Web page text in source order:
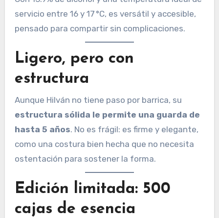
servicio entre 16 y 17 °C, es versátil y accesible,
pensado para compartir sin complicaciones.
Ligero, pero con
estructura
Aunque Hilván no tiene paso por barrica, su
estructura sólida le permite una guarda de
hasta 5 años. No es frágil: es firme y elegante,
como una costura bien hecha que no necesita
ostentación para sostener la forma.
Edición limitada: 500
cajas de esencia